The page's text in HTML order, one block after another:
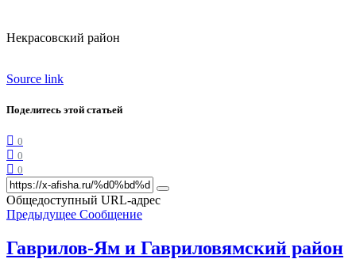
Некрасовский район
Source link
Поделитесь этой статьей
0
0
0
Общедоступный URL-адрес
Предыдущее Сообщение
Гаврилов-Ям и Гавриловямский район